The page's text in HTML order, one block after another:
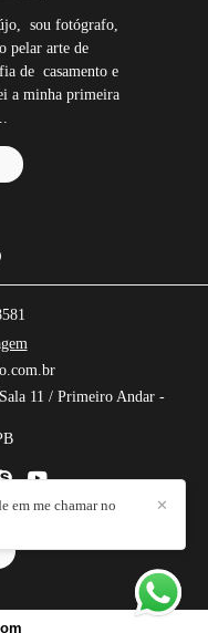
sou fotógrafo,
pelar arte de
de casamento e
a minha primeira
11 / Primeiro Andar -
✕
em me chamar no